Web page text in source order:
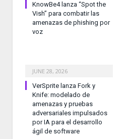
KnowBe4 lanza “Spot the
Vish” para combatir las
amenazas de phishing por
voz
JUNE 28, 2026
VerSprite lanza Fork y
Knife: modelado de
amenazas y pruebas
adversariales impulsados
por IA para el desarrollo
ágil de software